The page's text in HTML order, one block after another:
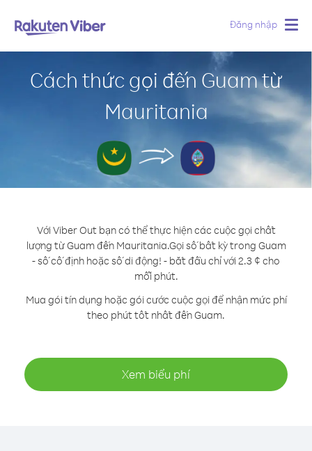
Đăng nhập
Cách thức gọi đến Guam từ
Mauritania
Với Viber Out bạn có thể thực hiện các cuộc gọi chất
lượng từ Guam đến Mauritania.Gọi số bất kỳ trong Guam
- số cố định hoặc số di động! - bắt đầu chỉ với 2.3 ¢ cho
mỗi phút.
Mua gói tín dụng hoặc gói cước cuộc gọi để nhận mức phí
theo phút tốt nhất đến Guam.
Xem biểu phí